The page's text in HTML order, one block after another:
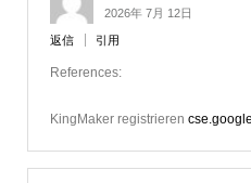
2026年 7月 12日
返信 引用
References:
KingMaker registrieren